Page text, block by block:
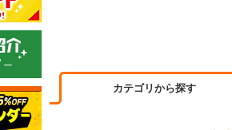
カテゴリから探す